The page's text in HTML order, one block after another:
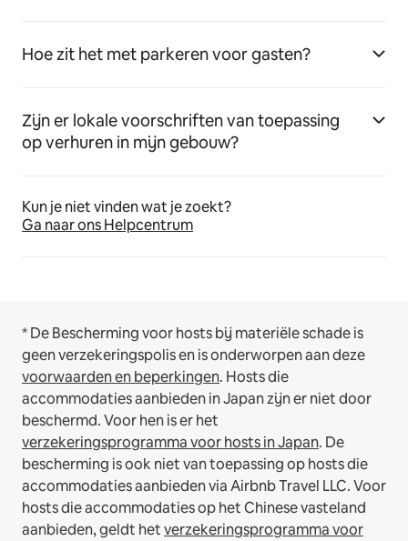
Hoe zit het met parkeren voor gasten?
Zijn er lokale voorschriften van toepassing
op verhuren in mijn gebouw?
Kun je niet vinden wat je zoekt?
Ga naar ons Helpcentrum
* De Bescherming voor hosts bij materiële schade is
geen verzekeringspolis en is onderworpen aan deze
voorwaarden en beperkingen. Hosts die
accommodaties aanbieden in Japan zijn er niet door
beschermd. Voor hen is er het
verzekeringsprogramma voor hosts in Japan. De
bescherming is ook niet van toepassing op hosts die
accommodaties aanbieden via Airbnb Travel LLC.Voor
hosts die accommodaties op het Chinese vasteland
aanbieden, geldt hetverzekeringsprogramma voor